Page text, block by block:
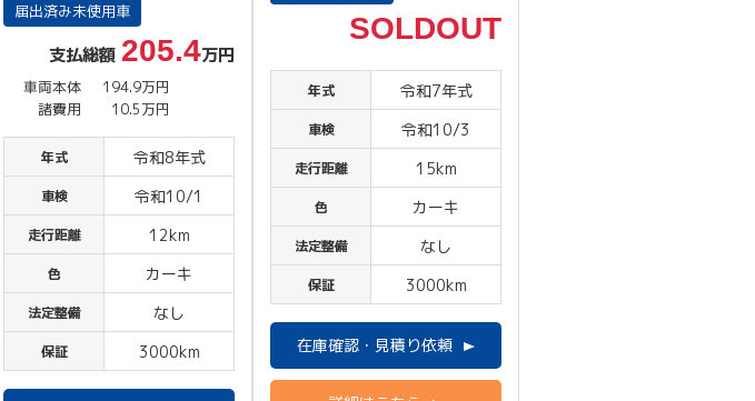
届出済み未使用車
支払総額 205.4万円
車両本体
194.9万円
諸費用
10.5万円
年式 令和8年式
車検 令和10/1
走行距離 12km
色 カーキ
法定整備 なし
保証 3000km
SOLDOUT
年式 令和7年式
車検 令和10/3
走行距離 15km
色 カーキ
法定整備 なし
保証 3000km
在庫確認・見積り依頼